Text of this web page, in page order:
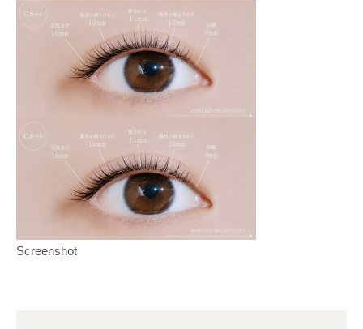
Screenshot